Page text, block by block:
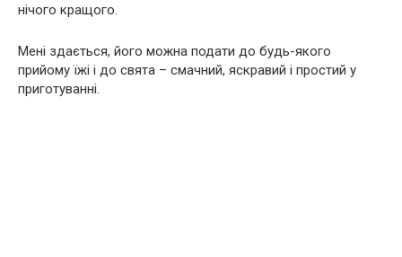
нічого кращого.
Мені здається, його можна подати до будь-якого
прийому їжі і до свята – смачний, яскравий і простий у
приготуванні.